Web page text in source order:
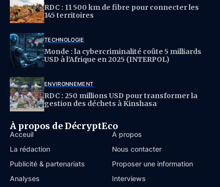
RDC : 11 500 km de fibre pour connecter les
145 territoires
TECHNOLOGIE
Monde : la cybercriminalité coûte 5 milliards
USD à l’Afrique en 2025 (INTERPOL)
ENVIRONNEMENT
RDC : 250 millions USD pour transformer la
gestion des déchets à Kinshasa
À propos de DécryptEco
Acceuil
À propos
La rédaction
Nous contacter
Publicité & partenariats
Proposer une information
Analyses
Interviews